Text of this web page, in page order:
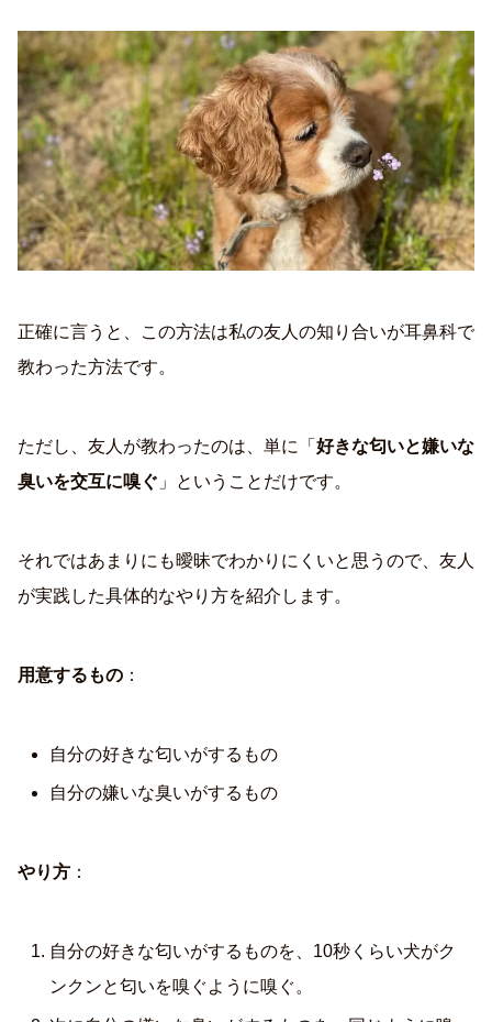
正確に言うと、この方法は私の友人の知り合いが耳鼻科で
教わった方法です。
ただし、友人が教わったのは、単に「 好きな匂いと嫌いな
臭いを交互に嗅ぐ 」ということだけです。
それではあまりにも曖昧でわかりにくいと思うので、友人
が実践した具体的なやり方を紹介します。
用意するもの ：
自分の好きな匂いがするもの
自分の嫌いな臭いがするもの
やり方 ：
自分の好きな匂いがするものを、10秒くらい犬がク
ンクンと匂いを嗅ぐように嗅ぐ。